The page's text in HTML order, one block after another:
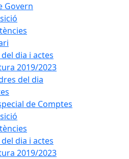
Govern
dia i actes
2019/2023
del dia
de Comptes
dia i actes
2019/2023